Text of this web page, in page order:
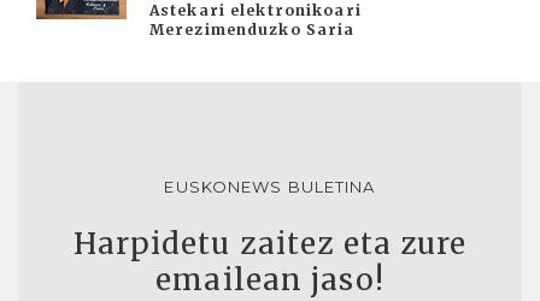
Astekari elektronikoari
Merezimenduzko Saria
EUSKONEWS BULETINA
Harpidetu zaitez eta zure
emailean jaso!